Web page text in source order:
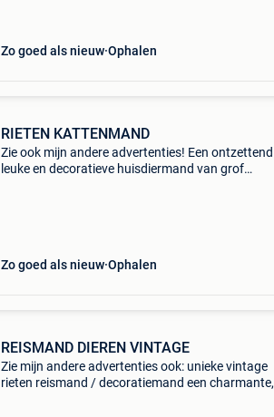
Zo goed als nieuw Ophalen
RIETEN KATTENMAND
Zie ook mijn andere advertenties! Een ontzettend
leuke en decoratieve huisdiermand van grof
Zo goed als nieuw Ophalen
REISMAND DIEREN VINTAGE
Zie mijn andere advertenties ook: unieke vintage
rieten reismand / decoratiemand een charmante,